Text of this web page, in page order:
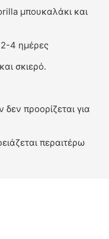
μπουκαλάκι και
4 ημέρες
σκιερό.
προορίζεται για
περαιτέρω